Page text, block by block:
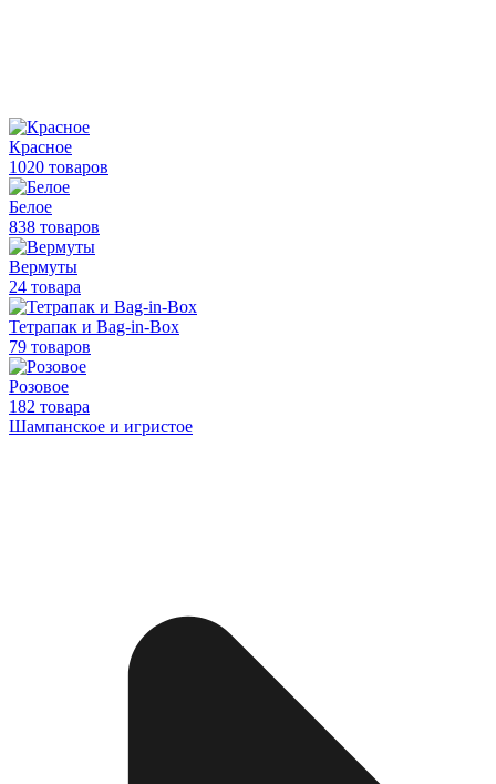
Красное
1020 товаров
Белое
838 товаров
Вермуты
24 товара
Тетрапак и Bag-in-Box
79 товаров
Розовое
182 товара
Шампанское и игристое